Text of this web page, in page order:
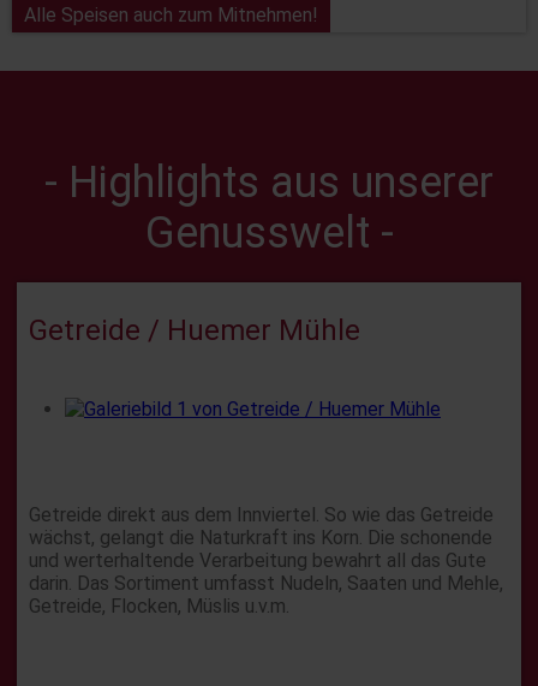
Alle Speisen auch zum Mitnehmen!
- Highlights aus unserer
Genusswelt -
Getreide / Huemer Mühle
Getreide direkt aus dem Innviertel. So wie das Getreide
wächst, gelangt die Naturkraft ins Korn. Die schonende
und werterhaltende Verarbeitung bewahrt all das Gute
darin. Das Sortiment umfasst Nudeln, Saaten und Mehle,
Getreide, Flocken, Müslis u.v.m.